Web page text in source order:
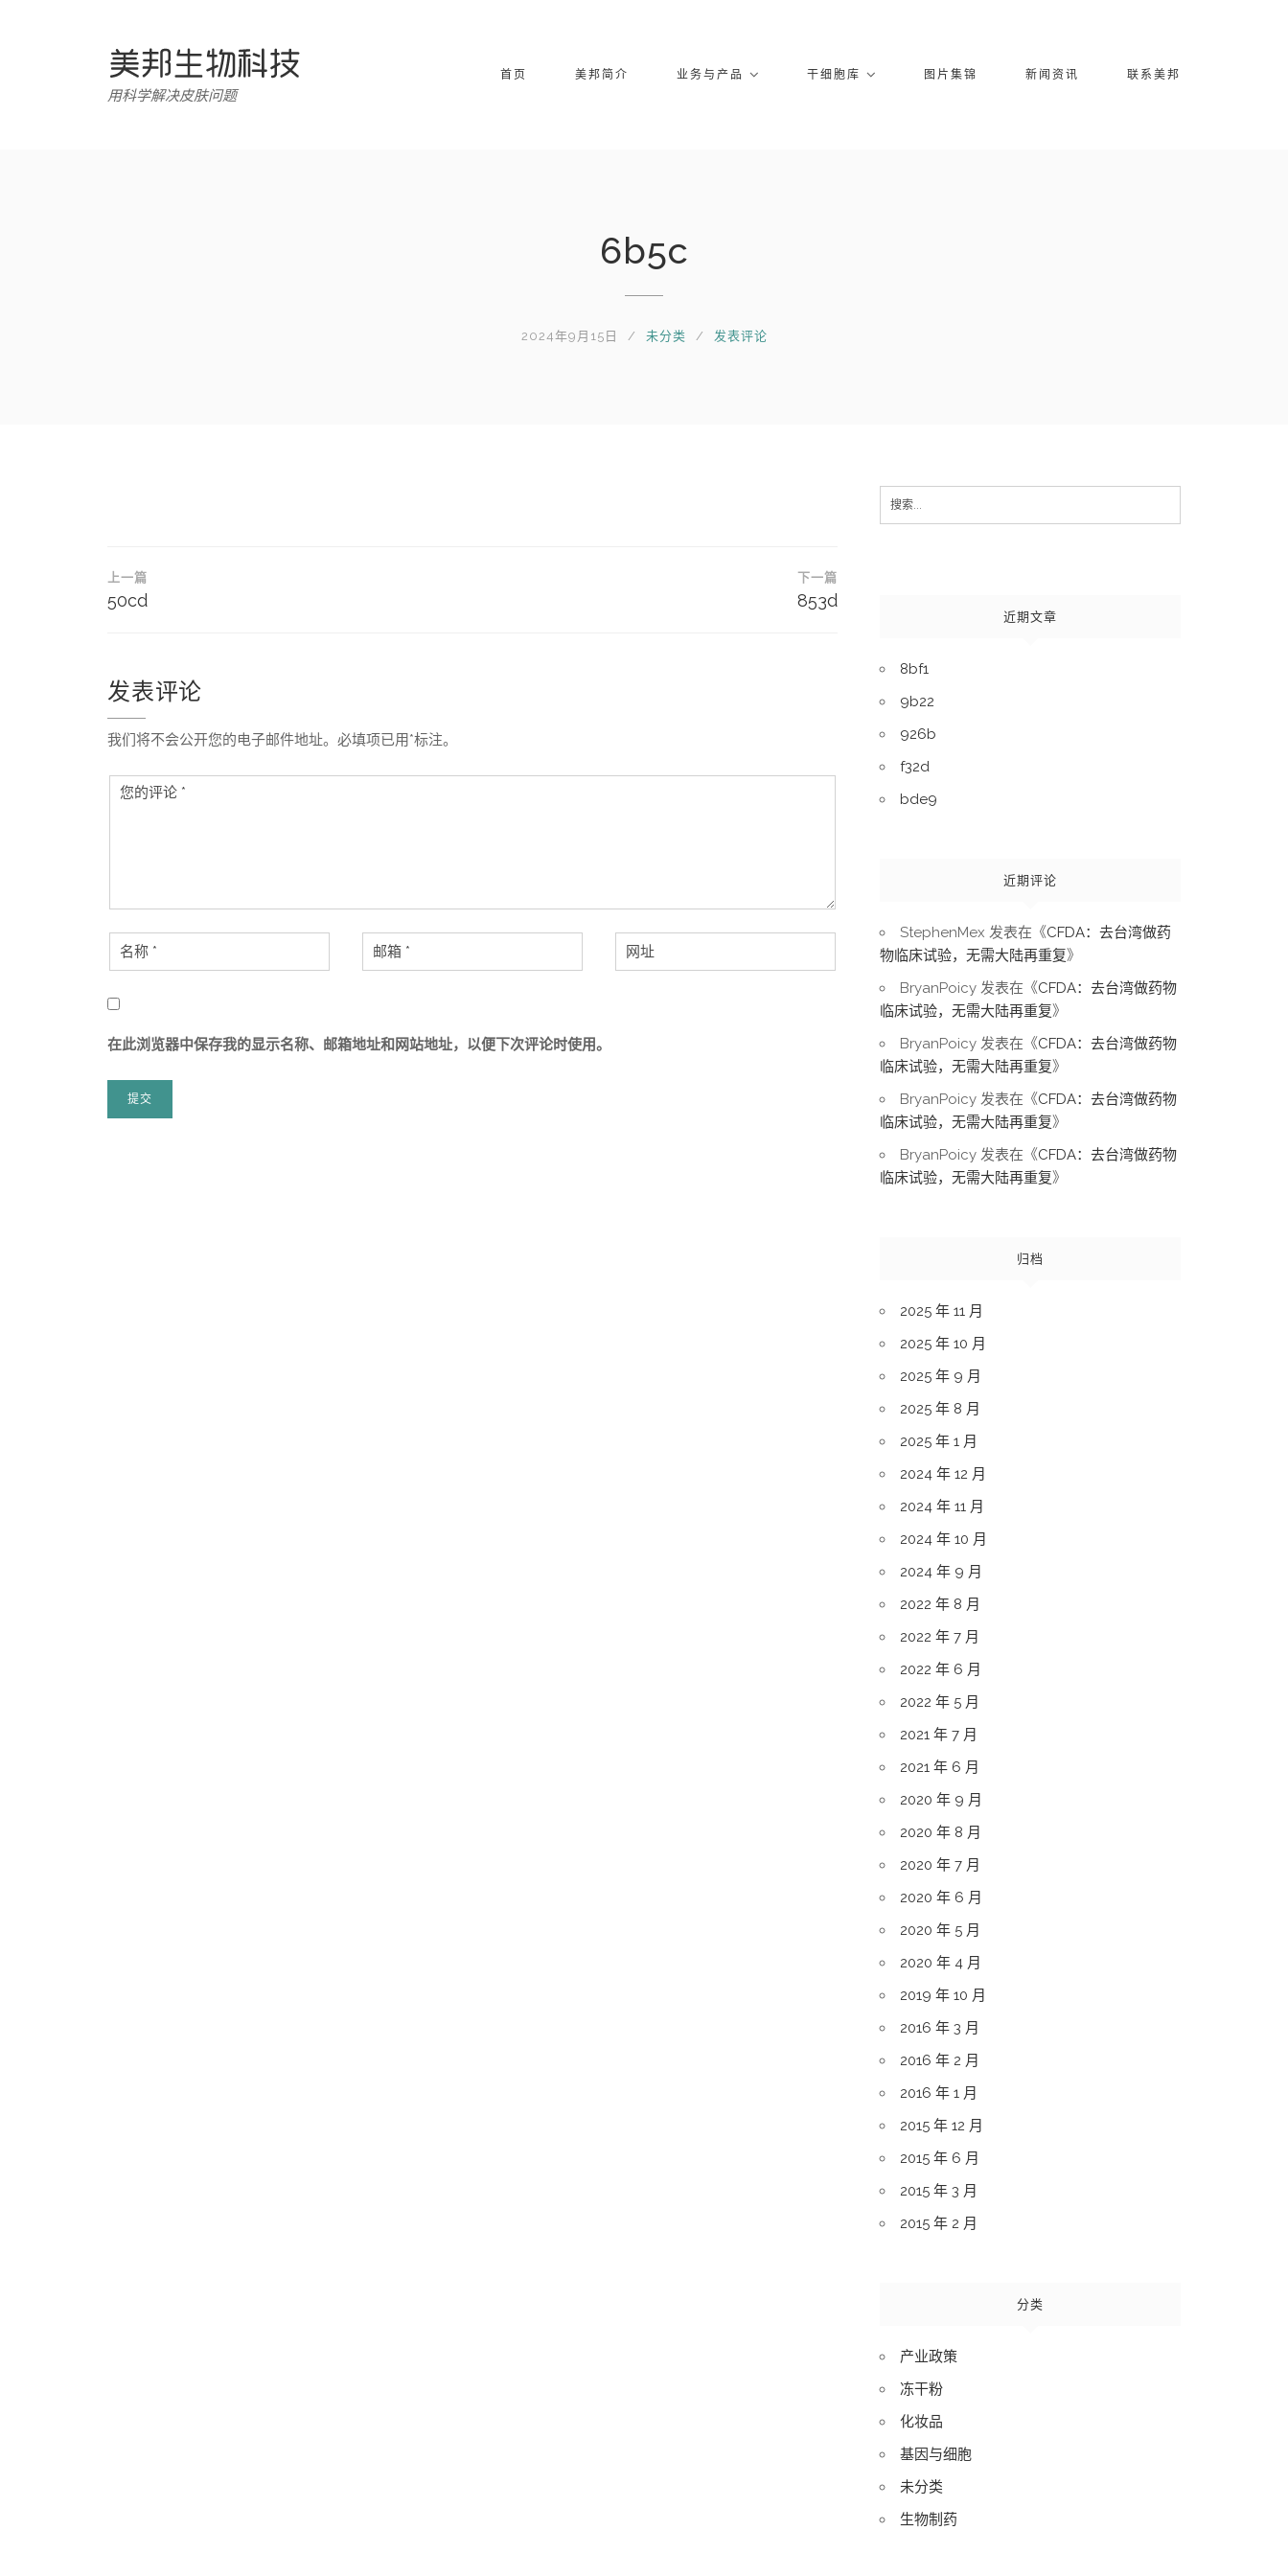
用科学解决皮肤问题
首页 美邦简介 业务与产品 干细胞库 图片集锦 新闻资讯 联系美邦
6b5c
2024年9月15日 未分类 发表评论
文
章
航
上一篇
50cd
下一篇
853d
发表评论
我们将不会公开您的电子邮件地址。必填项已用*标注。
在此浏览器中保存我的显示名称、邮箱地址和网站地址，以便下次评论时使用。
Search
for:
近期文章
8bf1
9b22
926b
f32d
bde9
近期评论
StephenMex 发表在《CFDA：去台湾做药
物临床试验，无需大陆再重复》
BryanPoicy 发表在《CFDA：去台湾做药物
临床试验，无需大陆再重复》
BryanPoicy 发表在《CFDA：去台湾做药物
临床试验，无需大陆再重复》
BryanPoicy 发表在《CFDA：去台湾做药物
临床试验，无需大陆再重复》
BryanPoicy 发表在《CFDA：去台湾做药物
临床试验，无需大陆再重复》
归档
2025 年 11 月
2025 年 10 月
2025 年 9 月
2025 年 8 月
2025 年 1 月
2024 年 12 月
2024 年 11 月
2024 年 10 月
2024 年 9 月
2022 年 8 月
2022 年 7 月
2022 年 6 月
2022 年 5 月
2021 年 7 月
2021 年 6 月
2020 年 9 月
2020 年 8 月
2020 年 7 月
2020 年 6 月
2020 年 5 月
2020 年 4 月
2019 年 10 月
2016 年 3 月
2016 年 2 月
2016 年 1 月
2015 年 12 月
2015 年 6 月
2015 年 3 月
2015 年 2 月
分类
产业政策
冻干粉
化妆品
基因与细胞
未分类
生物制药